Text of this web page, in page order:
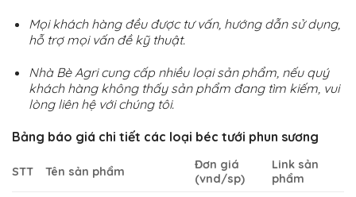
Mọi khách hàng đều được tư vấn, hướng dẫn sử dụng,
hỗ trợ mọi vấn đề kỹ thuật.
Nhà Bè Agri cung cấp nhiều loại sản phẩm, nếu quý
khách hàng không thấy sản phẩm đang tìm kiếm, vui
lòng liên hệ với chúng tôi.
Bảng báo giá chi tiết các loại béc tưới phun sương
STT Tên sản phẩm
Đơn giá
(vnd/sp)
Link sản
phẩm